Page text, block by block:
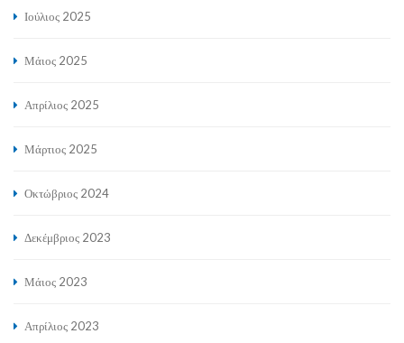
Ιούλιος 2025
Μάιος 2025
Απρίλιος 2025
Μάρτιος 2025
Οκτώβριος 2024
Δεκέμβριος 2023
Μάιος 2023
Απρίλιος 2023